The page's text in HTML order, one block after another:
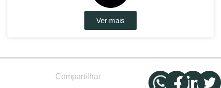
Ver mais
Compartilhar